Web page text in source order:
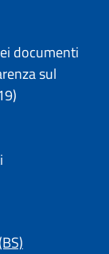
documenti
sul